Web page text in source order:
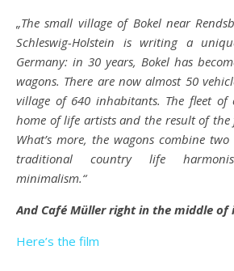
„The small village of Bokel near
Schleswig-Holstein is writing a
Germany: in 30 years, Bokel has
wagons. There are now almost 50
village of 640 inhabitants. The fleet of
home of life artists and the result of the
What’s more, the wagons combine
traditional country life
minimalism.“
And Café Müller right in the middle
Here’s the film